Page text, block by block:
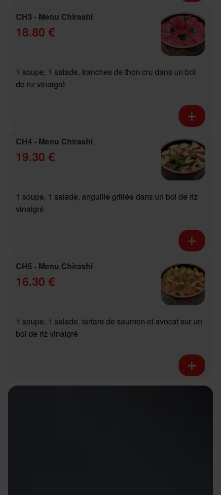
CH3 - Menu Chirashi
18.80 €
1 soupe, 1 salade, tranches de thon cru dans un bol
de riz vinaigré
CH4 - Menu Chirashi
19.30 €
1 soupe, 1 salade, anguille grillée dans un bol de riz
vinaigré
CH5 - Menu Chirashi
16.30 €
1 soupe, 1 salade, tartare de saumon et avocat sur un
bol de riz vinaigré